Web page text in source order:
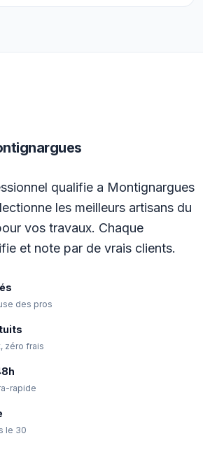
qualifie a Montignargues
les meilleurs artisans du
vos travaux. Chaque
et note par de vrais clients.
des pros
zéro frais
rapide
le 30